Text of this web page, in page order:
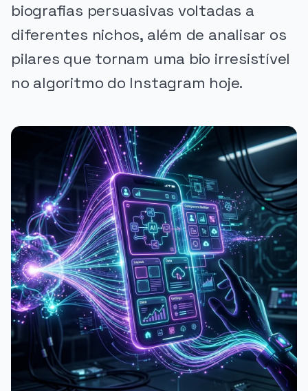
biografias persuasivas voltadas a
diferentes nichos, além de analisar os
pilares que tornam uma bio irresistível
no algoritmo do Instagram hoje.